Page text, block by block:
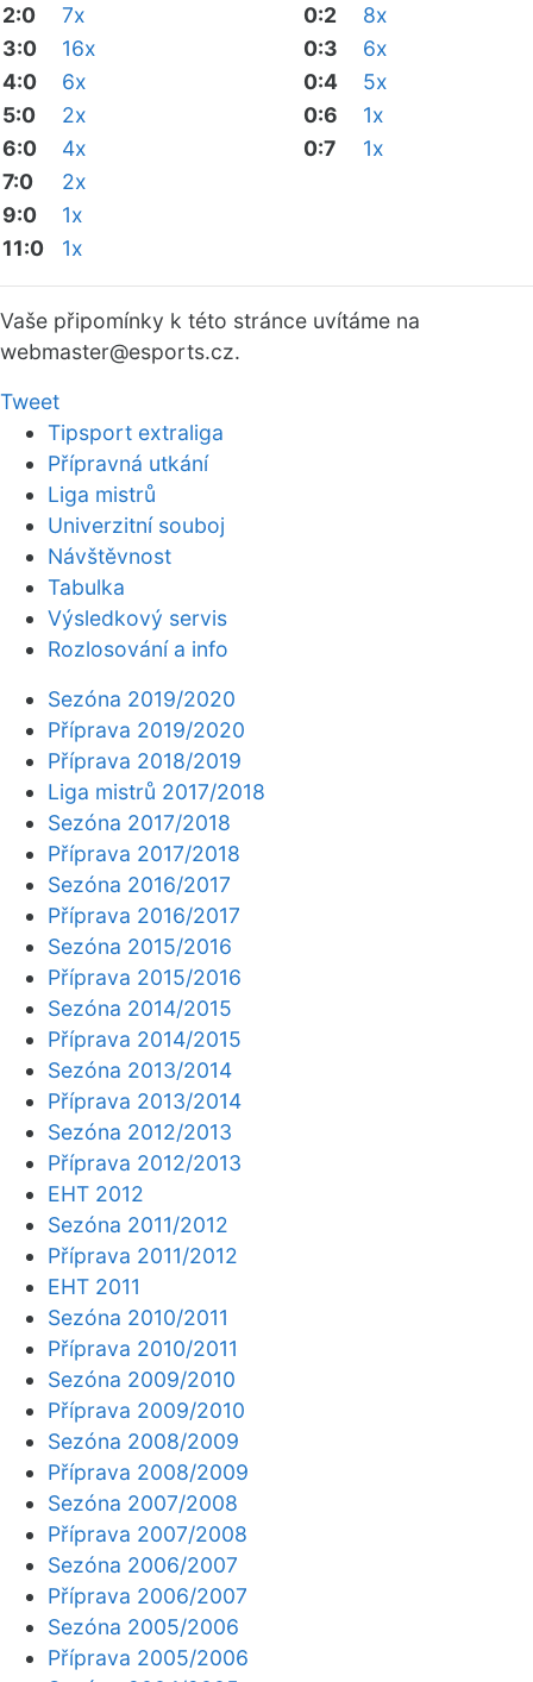
2:0
7x
3:0
16x
4:0
6x
5:0
2x
6:0
4x
7:0
2x
9:0
1x
11:0
1x
0:2
8x
0:3
6x
0:4
5x
0:6
1x
0:7
1x
Vaše připomínky k této stránce uvítáme na
webmaster@esports.cz.
Tweet
Tipsport extraliga
Přípravná utkání
Liga mistrů
Univerzitní souboj
Návštěvnost
Tabulka
Výsledkový servis
Rozlosování a info
Sezóna 2019/2020
Příprava 2019/2020
Příprava 2018/2019
Liga mistrů 2017/2018
Sezóna 2017/2018
Příprava 2017/2018
Sezóna 2016/2017
Příprava 2016/2017
Sezóna 2015/2016
Příprava 2015/2016
Sezóna 2014/2015
Příprava 2014/2015
Sezóna 2013/2014
Příprava 2013/2014
Sezóna 2012/2013
Příprava 2012/2013
EHT 2012
Sezóna 2011/2012
Příprava 2011/2012
EHT 2011
Sezóna 2010/2011
Příprava 2010/2011
Sezóna 2009/2010
Příprava 2009/2010
Sezóna 2008/2009
Příprava 2008/2009
Sezóna 2007/2008
Příprava 2007/2008
Sezóna 2006/2007
Příprava 2006/2007
Sezóna 2005/2006
Příprava 2005/2006